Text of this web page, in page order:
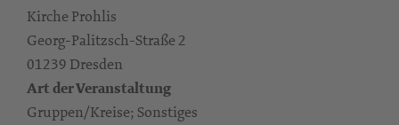
Kirche Prohlis
Georg-Palitzsch-Straße 2
01239 Dresden
Art der Veranstaltung
Gruppen/Kreise; Sonstiges